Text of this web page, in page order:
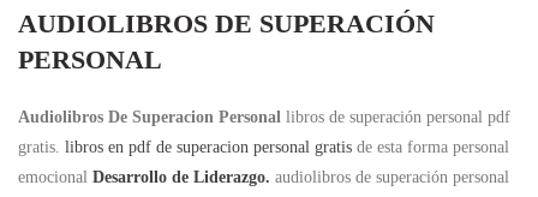
AUDIOLIBROS DE SUPERACIÓN
PERSONAL
Audiolibros De Superacion Personal libros de superación personal pdf
gratis. libros en pdf de superacion personal gratis de esta forma personal
emocional Desarrollo de Liderazgo. audiolibros de superación personal